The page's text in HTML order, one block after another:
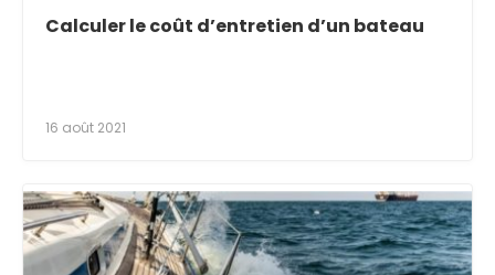
Calculer le coût d’entretien d’un bateau
16 août 2021